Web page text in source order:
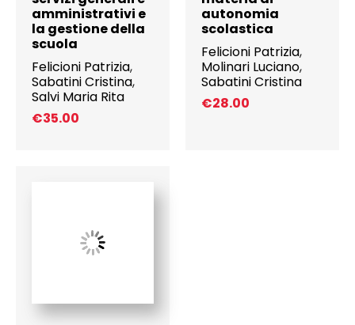
amministrativi e
la gestione della
scuola
Felicioni Patrizia,
Sabatini Cristina,
Salvi Maria Rita
€35.00
autonomia
scolastica
Felicioni Patrizia,
Molinari Luciano,
Sabatini Cristina
€28.00